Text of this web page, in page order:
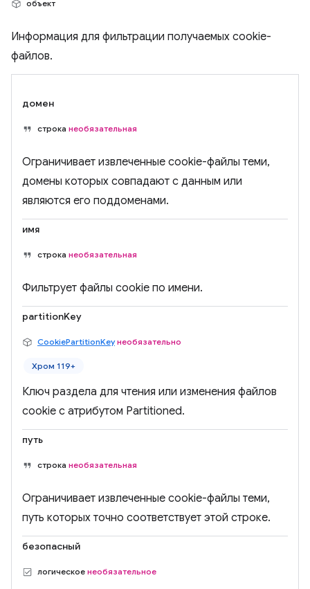
объект
Информация для фильтрации получаемых cookie-
файлов.
домен
строка необязательная
Ограничивает извлеченные cookie-файлы теми,
домены которых совпадают с данным или
являются его поддоменами.
имя
строка необязательная
Фильтрует файлы cookie по имени.
partitionKey
CookiePartitionKey необязательно
Хром 119+
Ключ раздела для чтения или изменения файлов
cookie с атрибутом Partitioned.
путь
строка необязательная
Ограничивает извлеченные cookie-файлы теми,
путь которых точно соответствует этой строке.
безопасный
логическое необязательное